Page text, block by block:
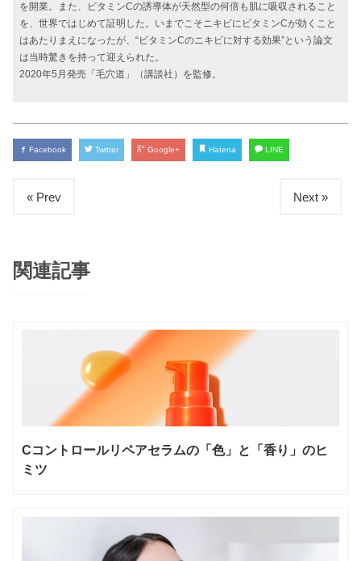
を開業。また、ビタミンCの誘導体が天然型の何倍も肌に吸収されること
を、世界ではじめて証明した。いまでこそニキビにビタミンCが効くこと
はあたりまえになったが、“ビタミンCのニキビに対する効果”という論文
は当時驚きを持って迎えられた。
2020年5月発売「毛穴道」（講談社）を監修。
Facebook Twitter Google+ Hatena LINE
« Prev Next »
関連記事
Cコントロールリペアセラムの「色」と「香り」のヒ
ミツ